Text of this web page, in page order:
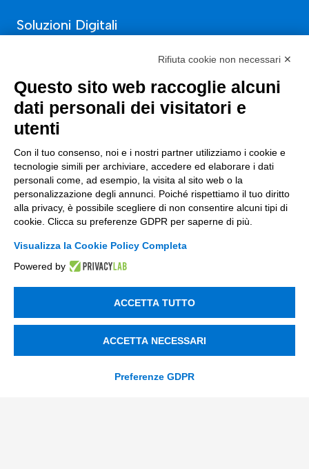
Soluzioni Digitali
Supply Chain
Soluzioni Custom
Soluzioni AI
Compliance
Contacts
info@tinextainnovationhub.com
+39 0522 733711
Privacy Policy
Rifiuta cookie non necessari ✕
Questo sito web raccoglie alcuni
dati personali dei visitatori e
utenti
Con il tuo consenso, noi e i nostri partner utilizziamo i cookie e
tecnologie simili per archiviare, accedere ed elaborare i dati
personali come, ad esempio, la visita al sito web o la
personalizzazione degli annunci. Poiché rispettiamo il tuo diritto
alla privacy, è possibile scegliere di non consentire alcuni tipi di
cookie. Clicca su preferenze GDPR per saperne di più.
Visualizza la Cookie Policy Completa
Powered by
ACCETTA TUTTO
ACCETTA NECESSARI
Preferenze GDPR